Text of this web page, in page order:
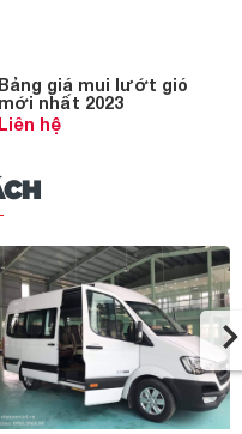
Bảng giá mui lướt gió
mới nhất 2023
Liên hệ